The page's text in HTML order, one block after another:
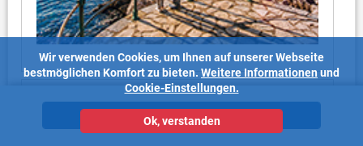
Kvarner Bucht
Unterkünfte
Wir verwenden Cookies, um Ihnen auf unserer Webseite
bestmöglichen Komfort zu bieten. Weitere Informationenund
Cookie-Einstellungen.
Ok, verstanden